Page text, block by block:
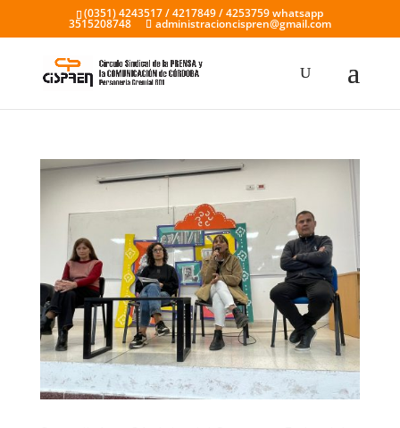
(0351) 4243517 / 4217849 / 4253759 whatsapp
3515208748 administracioncispren@gmail.com